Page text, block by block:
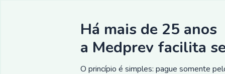
Há mais de 25 anos
a Medprev facilita
O princípio é simples: pague somente